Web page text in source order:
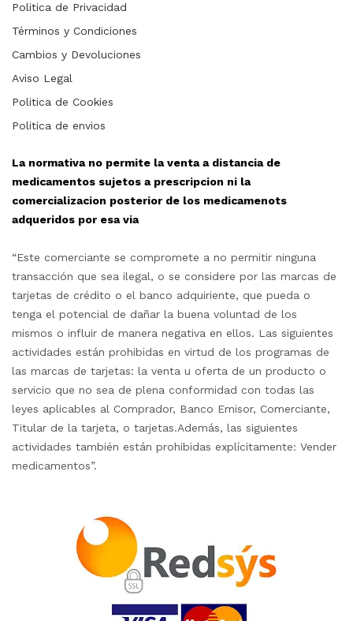
Politica de Privacidad
Términos y Condiciones
Cambios y Devoluciones
Aviso Legal
Politica de Cookies
Politica de envios
La normativa no permite la venta a distancia de
medicamentos sujetos a prescripcion ni la
comercializacion posterior de los medicamenots
adqueridos por esa via
“Este comerciante se compromete a no permitir ninguna
transacción que sea ilegal, o se considere por las marcas de
tarjetas de crédito o el banco adquiriente, que pueda o
tenga el potencial de dañar la buena voluntad de los
mismos o influir de manera negativa en ellos. Las siguientes
actividades están prohibidas en virtud de los programas de
las marcas de tarjetas: la venta u oferta de un producto o
servicio que no sea de plena conformidad con todas las
leyes aplicables al Comprador, Banco Emisor, Comerciante,
Titular de la tarjeta, o tarjetas.Además, las siguientes
actividades también están prohibidas explícitamente: Vender
medicamentos”.